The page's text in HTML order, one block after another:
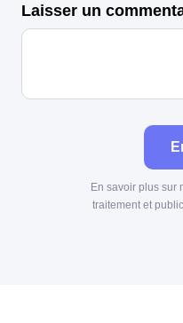
Laisser un
En savoir plus sur
traitement et